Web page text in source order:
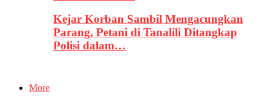
Kejar Korban Sambil Mengacungkan
Parang, Petani di Tanalili Ditangkap
Polisi dalam…
More